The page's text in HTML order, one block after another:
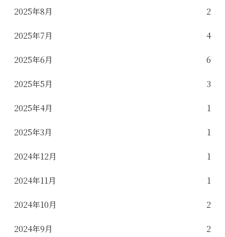
2025年8月 2
2025年7月 4
2025年6月 6
2025年5月 3
2025年4月 1
2025年3月 1
2024年12月 1
2024年11月 1
2024年10月 2
2024年9月 2